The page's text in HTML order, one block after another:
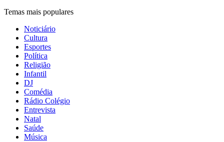
Temas mais populares
Noticiário
Cultura
Esportes
Política
Religião
Infantil
DJ
Comédia
Rádio Colégio
Entrevista
Natal
Saúde
Música